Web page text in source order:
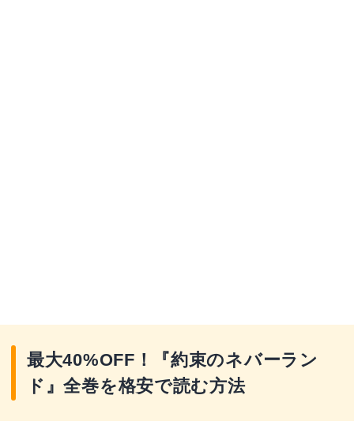
最大40%OFF！『約束のネバーラン
ド』全巻を格安で読む方法